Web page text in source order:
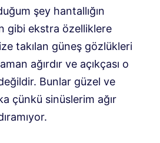
şey hantallığın
gibi ekstra özelliklere
takılan güneş gözlükleri
ağırdır ve açıkçası o
Bunlar güzel ve
çünkü sinüslerim ağır